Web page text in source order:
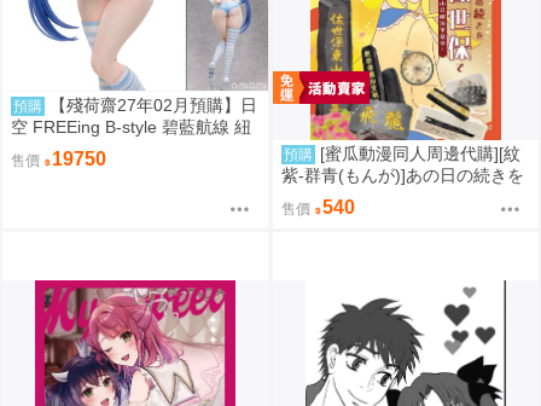
預購
【殘荷齋27年02月預購】日
空 FREEing B-style 碧藍航線 紐
澤西 新澤西 宿舍計劃Ver 1/3
售價 19750 預購 [蜜瓜動漫同人周邊代購][紋
紫-群青(もんが)]あの日の続きを
佐世保で～東山公園海軍墓地～
(同人誌)
售價 540